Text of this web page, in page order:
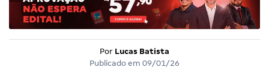
Por Lucas Batista
Publicado em 09/01/26